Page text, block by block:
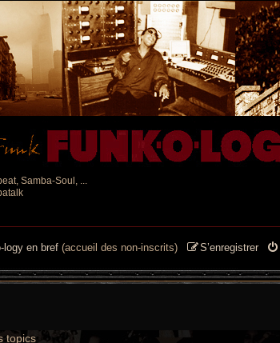
Samba-Soul, ...
S’enregistrer
logy en bref (accueil des non-inscrits)
topics